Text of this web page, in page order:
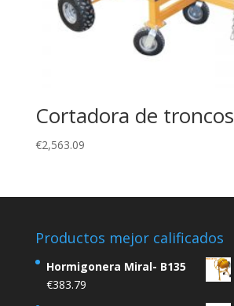
Cortadora de troncos
€2,563.09
Productos mejor calificados
Hormigonera Miral- B135
€383.79